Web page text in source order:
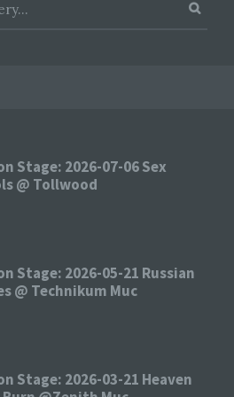
Stage: 2026-07-06 Sex
@ Tollwood
Stage: 2026-05-21 Russian
@ Technikum Muc
Stage: 2026-03-21 Heaven
enthalten eine sogenannte
Internetbrowser zugeordnet
den individuellen
Person von anderen
andere Cookies enthalten,
bestimmter Internetbrowser
Cookie-ID wiedererkannt
Cookies kann den Nutzern
Services
die Cookie-Setzung nicht
Internetseite im Sinne
werden. Cookies
bereits erwähnt, die